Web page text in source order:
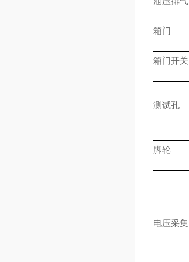
箱门
箱门开关
测试孔
脚轮
电压采集